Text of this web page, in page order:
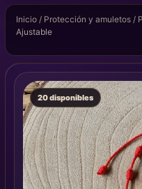
Inicio / Protección y amuletos /
Ajustable
20 disponibles